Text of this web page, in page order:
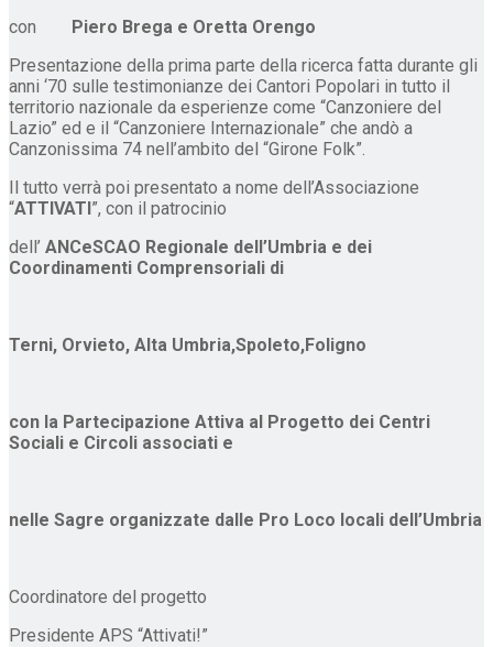
con Piero Brega e Oretta Orengo
Presentazione della prima parte della ricerca fatta durante gli
anni ‘70 sulle testimonianze dei Cantori Popolari in tutto il
territorio nazionale da esperienze come “Canzoniere del
Lazio” ed e il “Canzoniere Internazionale” che andò a
Canzonissima 74 nell’ambito del “Girone Folk”.
Il tutto verrà poi presentato a nome dell’Associazione
“ATTIVATI”, con il patrocinio
dell’ ANCeSCAO Regionale dell’Umbria e dei
Coordinamenti Comprensoriali di
Terni, Orvieto, Alta Umbria,Spoleto,Foligno
con la Partecipazione Attiva al Progetto dei Centri
Sociali e Circoli associati e
nelle Sagre organizzate dalle Pro Loco locali dell’Umbria
Coordinatore del progetto
Presidente APS “Attivati!”